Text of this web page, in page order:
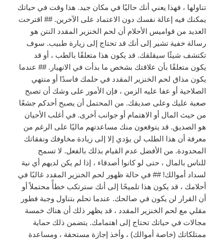
تناولها ، فهذا يعني أنك حاليًا في مكان جيد. هذا وقت في حياتك
يمكنك فيه إعالة نفسك دون الاعتماد على الآخرين. ## اقترحت
العديد من قواميس الأحلام أن لحم الخنزير المقدد النتن هو
رسالة خفية تشير إلى أنك قد تحتاج إلى زيارة طبيب. سوف
تكتشف شيئًا سيقلقك. قد يكون هذا متعلقًا بالطب ، أو قد
يكون متعلقًا بأن علاقتك بشخص ما بدأت في الانهيار. ## عندما
يكون مذاق لحم الخنزير المقدد في حلمك فاسدًا أو منتهي
الصلاحية أو عفا عليه الزمن ، فإن الأمور على وشك أن تصبح
صعبة عليك وعلى صديقك. من المحتمل أن يصبح أحدكم جشعًا
من حيث المال أو الاهتمام أو جوانب أخرى. في أغلب الأحيان
هو الصديق. قد يتوقعون منك مساعدتهم ماليًا على الرغم من
معرفة أن هذا الطلب لن يؤدي إلا إلى زيادة مخاوفك ونفقاتك
المحدودة. من الأفضل عدم القيام بذلك بالفعل. لا تسمح
للناس بالمال ، حتى لو كانوا أصدقاء ، إذا لم يكن لديهم أي نية
لسداد أموالك! ## في حالة ظهور لحم الخنزير المقدد غالبًا في
أحلامك ، قد يكون هذا تلميحًا إلى أنك سترتكب خطأً محتملاً أو
أن القرار لن يكون في صالحك. عندما تحلم بتناول وجبة فطور
مقلي مع لحم الخنزير المقدد ، قد يظهر ذلك أن هناك خمسة
مجالات في حياتك تحتاج إلى اهتمامك. يتضمن ذلك حماية
ممتلكاتك (خاصة أموالك) ، وأخذ إجازة مستحقة ، ومساعدة